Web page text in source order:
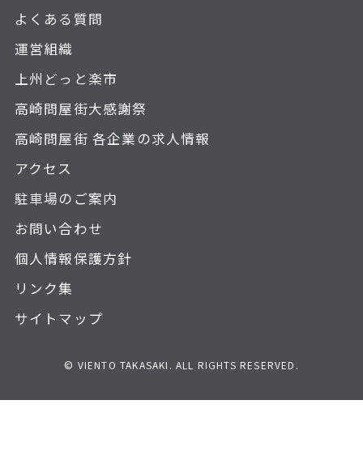
よくある質問
運営組織
上州どっと楽市
高崎問屋街大感謝祭
高崎問屋街 各企業の求人情報
アクセス
駐車場のご案内
お問い合わせ
個人情報保護方針
リンク集
サイトマップ
© VIENTO TAKASAKI. ALL RIGHTS RESERVED.